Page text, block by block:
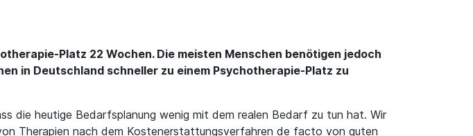
Platz 22 Wochen. Die meisten Menschen benötigen jedoch
in Deutschland schneller zu einem Psychotherapie-Platz zu
die heutige Bedarfsplanung wenig mit dem realen Bedarf zu tun hat. Wir
Therapien nach dem Kostenerstattungsverfahren de facto von guten